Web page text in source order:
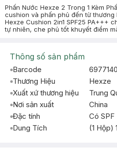
Phấn Nước Hexze 2 Trong 1 Kèm
cushion và phấn phủ đến từ thương
Hexze Cushion 2in1 SPF25 PA+++
tự nhiên, che phủ tốt khuyết điểm
Thông số sản phẩm
Barcode
Thương Hiệu
Hexze
Xuất xứ thương hiệu
Trung
Nơi sản xuất
China
Đặc tính
Có SPF
Dung Tích
(1 Hộp)